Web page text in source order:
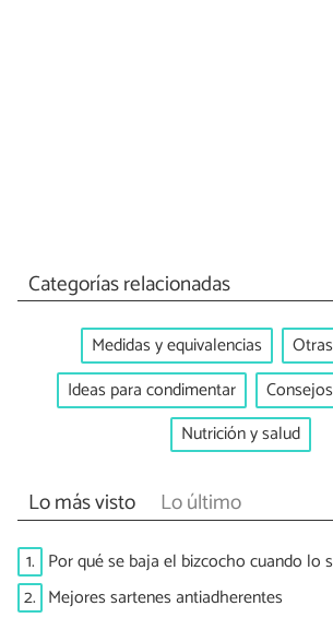
Categorías relacionadas
Medidas y equivalencias
Ideas para condimentar
Nutrición y salud
Lo más visto Lo último
1. Por qué se baja el bizcocho cuando lo
2. Mejores sartenes antiadherentes